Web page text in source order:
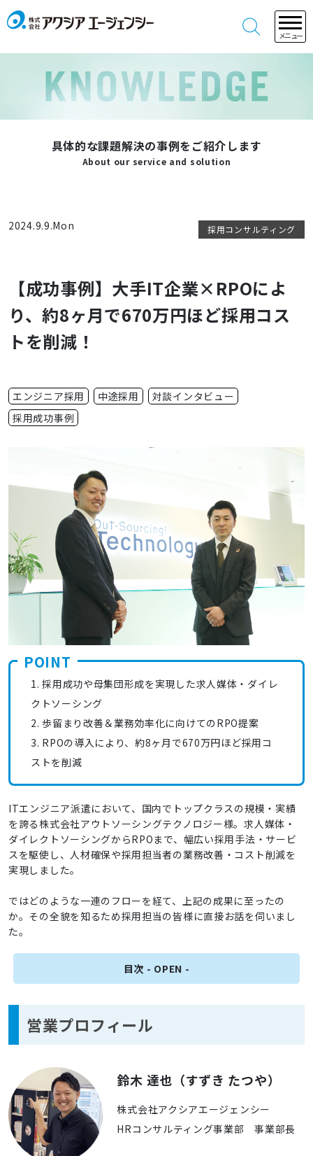
メニュー
具体的な課題解決の事例をご紹介します
About our service and solution
2024.9.9.Mon 採用コンサルティング
【成功事例】大手IT企業×RPOによ
り、約8ヶ月で670万円ほど採用コス
トを削減！
エンジニア採用 中途採用
対談インタビュー
採用成功事例
POINT
1. 採用成功や母集団形成を実現した求人媒体・ダイレ
クトソーシング
2. 歩留まり改善＆業務効率化に向けてのRPO提案
3. RPOの導入により、約8ヶ月で670万円ほど採用コ
ストを削減
ITエンジニア派遣において、国内でトップクラスの規模・実績
を誇る株式会社アウトソーシングテクノロジー様。求人媒体・
ダイレクトソーシングからRPOまで、幅広い採用手法・サービ
スを駆使し、人材確保や採用担当者の業務改善・コスト削減を
実現しました。
ではどのような一連のフローを経て、上記の成果に至ったの
か。その全貌を知るため採用担当の皆様に直接お話を伺いまし
た。
営業プロフィール
鈴木 達也（すずき たつや）
株式会社アクシアエージェンシー
HRコンサルティング事業部 事業部長